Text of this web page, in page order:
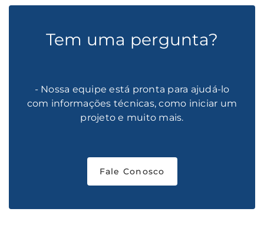
Tem uma pergunta?
- Nossa equipe está pronta para ajudá-lo
com informações técnicas, como iniciar um
projeto e muito mais.
Fale Conosco